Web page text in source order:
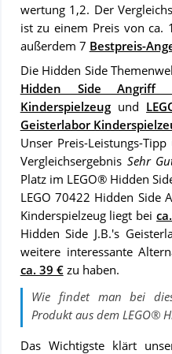
wer­tung 1,2. Der
ist zu ei­nem Preis von ca.
au­ßer­dem 7 Best­preis-
Die Hidden Side
Hidden Side Angriff
Kinderspielzeugund
Geisterlabor
Un­ser Preis-Leis­tungs-
Ver­gleich­s­er­geb­nis Sehr
Platz im LEGO® Hidden
LEGO 70422 Hidden Side
Kinderspielzeug liegt bei
Hidden Side J.B.'s
wei­te­re in­ter­es­san­te
ca. 39 €zu ha­ben.
Wie findet man bei
Produkt aus demLEGO®
Das Wichtigste klärt